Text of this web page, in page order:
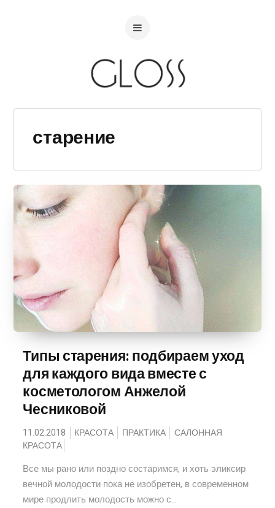
старение
Типы старения: подбираем уход
для каждого вида вместе с
косметологом Анжелой
Чесниковой
11.02.2018 КРАСОТА ПРАКТИКА
САЛОННАЯ
КРАСОТА
Все мы рано или поздно состаримся, и хоть эликсир
вечной молодости пока не изобретен, в современном
мире продлить молодость можно с...